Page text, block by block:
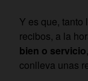
Y es que, tanto
recibos, a la
bien o servicio
conlleva unas